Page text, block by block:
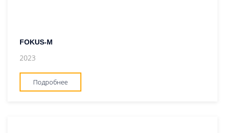
FOKUS-M
2023
Подробнее